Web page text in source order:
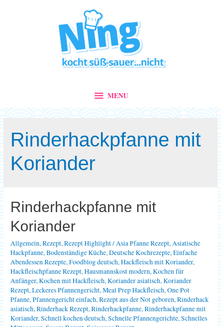
MENU
MENU
Rinderhackpfanne mit
Koriander
Rinderhackpfanne mit
Koriander
Allgemein,Rezept,Rezept Highlight/Asia Pfanne Rezept,Asiatische
Hackpfanne,Bodenständige Küche,Deutsche Kochrezepte,Einfache
Abendessen Rezepte,Foodblog deutsch,Hackfleisch mit Koriander,
Hackfleischpfanne Rezept,Hausmannskost modern,Kochen für
Anfänger,Kochen mit Hackfleisch,Koriander asiatisch,Koriander
Rezept,Leckeres Pfannengericht,Meal Prep Hackfleisch,One Pot
Pfanne,Pfannengericht einfach,Rezept aus der Not geboren,Rinderhack
asiatisch,Rinderhack Rezept,Rinderhackpfanne,Rinderhackpfanne mit
Koriander,Schnell kochen deutsch,Schnelle Pfannengerichte,Schnelles